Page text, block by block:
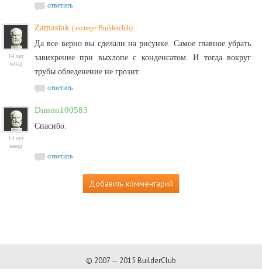
ответить
14 лет
назад
Zamastak (эксперт Builderclub)
Да все верно вы сделали на рисунке. Самое главное убрать
завихрение при выхлопе с конденсатом. И тогда вокруг
трубы обледенение не грозит.
ответить
14 лет
назад
Dimon100583
Спасибо.
ответить
Добавить комментарий
© 2007 — 2015 BuilderClub